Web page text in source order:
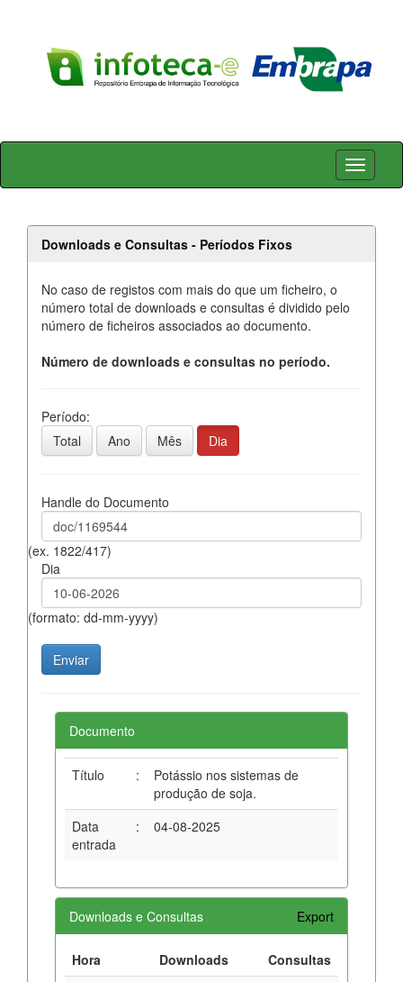
Skip
Downloads e Consultas - Períodos Fixos
No caso de registos com mais do que um ficheiro, o
número total de downloads e consultas é dividido pelo
número de ficheiros associados ao documento.
Número de downloads e consultas no período.
Período:
Total
Ano Mês Dia
Handle do Documento
(ex. 1822/417)
Dia
(formato: dd-mm-yyyy)
Documento
Título :
Potássio nos sistemas de
produção de soja.
Data
entrada
: 04-08-2025
Downloads e Consultas Export
Hora Downloads
Consultas